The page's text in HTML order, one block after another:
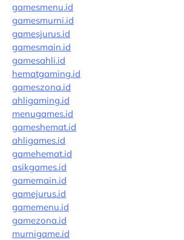
gamesmenu.id
gamesmurni.id
gamesjurus.id
gamesmain.id
gamesahli.id
hematgaming.id
gameszona.id
ahligaming.id
menugames.id
gameshemat.id
ahligames.id
gamehemat.id
asikgames.id
gamemain.id
gamejurus.id
gamemenu.id
gamezona.id
murnigame.id